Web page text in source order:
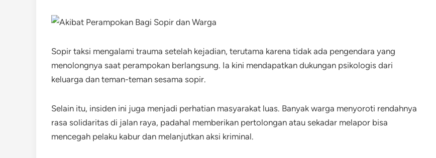
Sopir taksi mengalami trauma setelah kejadian, terutama karena tidak ada pengendara yang
menolongnya saat perampokan berlangsung. Ia kini mendapatkan dukungan psikologis dari
keluarga dan teman-teman sesama sopir.
Selain itu, insiden ini juga menjadi perhatian masyarakat luas. Banyak warga menyoroti rendahnya
rasa solidaritas di jalan raya, padahal memberikan pertolongan atau sekadar melapor bisa
mencegah pelaku kabur dan melanjutkan aksi kriminal.